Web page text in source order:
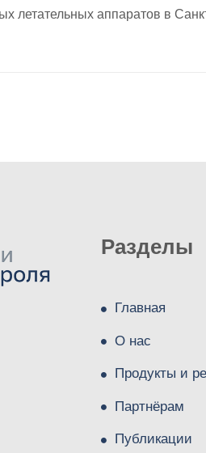
летательных аппаратов в
Разделы
Главная
О нас
Продукты и
Партнёрам
Публикации